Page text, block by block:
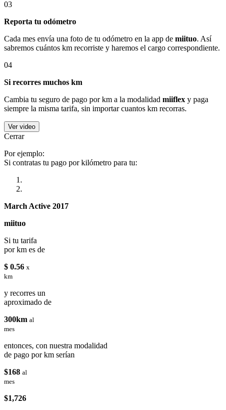
03
Reporta tu odómetro
Cada mes envía una foto de tu odómetro en la app de miituo. Así
sabremos cuántos km recorriste y haremos el cargo correspondiente.
04
Si recorres muchos km
Cambia tu seguro de pago por km a la modalidad miiflex y paga
siempre la misma tarifa, sin importar cuantos km recorras.
Ver video
Cerrar
Por ejemplo:
Si contratas tu pago por kilómetro para tu:
March Active 2017
miituo
Si tu tarifa
por km es de
$ 0.56 x
km
y recorres un
aproximado de
300km al
mes
entonces, con nuestra modalidad
de pago por km serían
$168 al
mes
$1,726